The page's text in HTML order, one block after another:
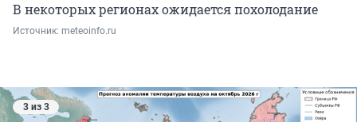
В некоторых регионах ожидается похолодание
Источник: meteoinfo.ru
3 из 3